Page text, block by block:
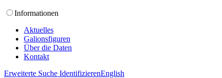
Informationen
Aktuelles
Galionsfiguren
Über die Daten
Kontakt
Erweiterte Suche IdentifizierenEnglish